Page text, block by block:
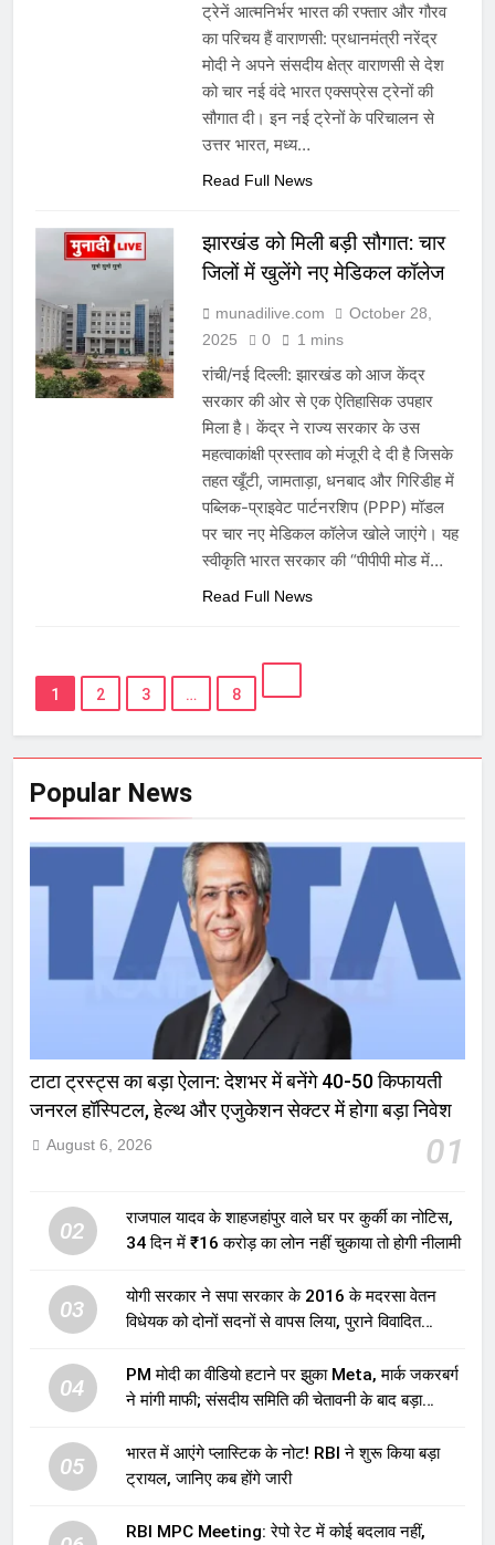
ट्रेनें आत्मनिर्भर भारत की रफ्तार और गौरव
का परिचय हैं वाराणसी: प्रधानमंत्री नरेंद्र
मोदी ने अपने संसदीय क्षेत्र वाराणसी से देश
को चार नई वंदे भारत एक्सप्रेस ट्रेनों की
सौगात दी। इन नई ट्रेनों के परिचालन से
उत्तर भारत, मध्य…
Read Full News
झारखंड को मिली बड़ी सौगात: चार
जिलों में खुलेंगे नए मेडिकल कॉलेज
munadilive.com
October 28,
2025
0 1 mins
रांची/नई दिल्ली: झारखंड को आज केंद्र
सरकार की ओर से एक ऐतिहासिक उपहार
मिला है। केंद्र ने राज्य सरकार के उस
महत्वाकांक्षी प्रस्ताव को मंजूरी दे दी है जिसके
तहत खूँटी, जामताड़ा, धनबाद और गिरिडीह में
पब्लिक-प्राइवेट पार्टनरशिप (PPP) मॉडल
पर चार नए मेडिकल कॉलेज खोले जाएंगे। यह
स्वीकृति भारत सरकार की “पीपीपी मोड में…
Read Full News
1 2 3 … 8
Popular News
टाटा ट्रस्ट्स का बड़ा ऐलान: देशभर में बनेंगे 40-50 किफायती
जनरल हॉस्पिटल, हेल्थ और एजुकेशन सेक्टर में होगा बड़ा निवेश
01
August 6, 2026
02
राजपाल यादव के शाहजहांपुर वाले घर पर कुर्की का नोटिस,
34 दिन में ₹16 करोड़ का लोन नहीं चुकाया तो होगी नीलामी
03
योगी सरकार ने सपा सरकार के 2016 के मदरसा वेतन
विधेयक को दोनों सदनों से वापस लिया, पुराने विवादित
04
PM मोदी का वीडियो हटाने पर झुका Meta, मार्क जकरबर्ग
ने मांगी माफी; संसदीय समिति की चेतावनी के बाद बड़ा
05
भारत में आएंगे प्लास्टिक के नोट! RBI ने शुरू किया बड़ा
ट्रायल, जानिए कब होंगे जारी
RBI MPC Meeting: रेपो रेट में कोई बदलाव नहीं,